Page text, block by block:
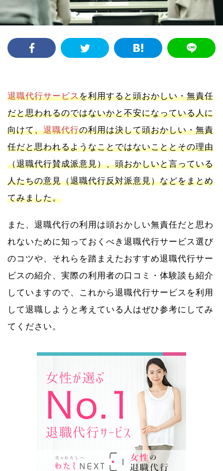
退職代行サービスを利用すると頭おかしい・無責任
だと思われるのではないかと不安になっている人に
向けて、退職代行の利用は決して頭おかしい・無責
任だと思われるようなことではないこととその理由
（退職代行賛成派意見）、頭おかしいと言っている
人たちの意見（退職代行反対派意見）などをまとめ
てみました。
また、退職代行の利用は頭おかしい無責任だと思わ
れないために知っておくべき退職代行サービス選び
のコツや、それらを踏まえたおすすめ退職代行サー
ビスの紹介、実際の利用者の口コミ・体験談も紹介
していますので、これから退職代行サービスを利用
して退職しようと考えている人はぜひ参考にしてみ
てください。